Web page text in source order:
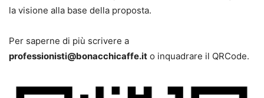
la visione alla base della proposta.
Per saperne di più scrivere a
professionisti@bonacchicaffe.it o inquadrare il QRCode.